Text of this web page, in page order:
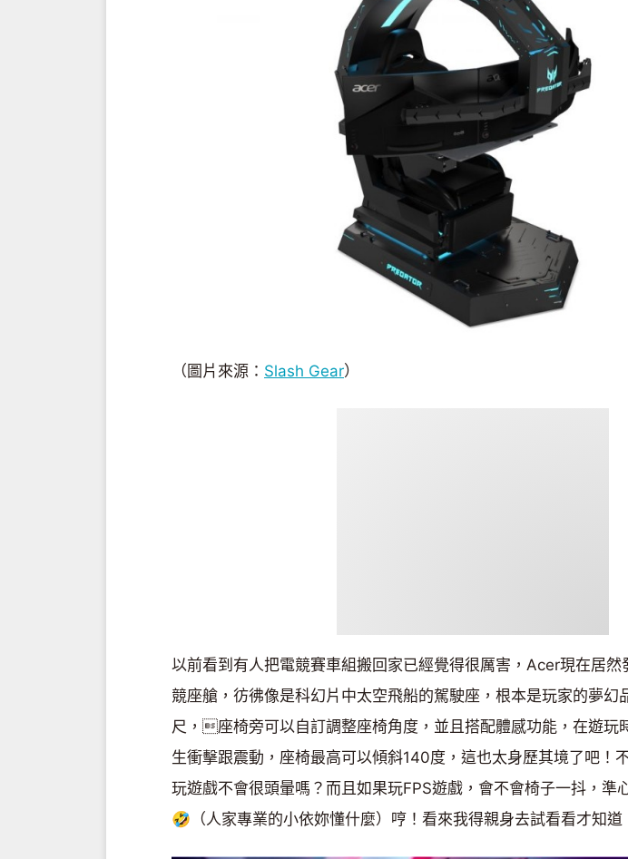
（圖片來源： Slash Gear）
以前看到有人把電競賽車組搬回家已經覺得很厲害，Acer現在居然
競座艙，彷彿像是科幻片中太空飛船的駕駛座，根本是玩家的夢幻
尺，座椅旁可以自訂調整座椅角度，並且搭配體感功能，在遊玩
生衝擊跟震動，座椅最高可以傾斜140度，這也太身歷其境了吧！
玩遊戲不會很頭暈嗎？而且如果玩FPS遊戲，會不會椅子一抖，準
🤣（人家專業的小依妳懂什麼）哼！看來我得親身去試看看才知道